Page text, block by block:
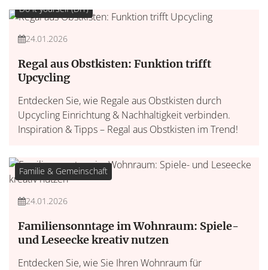
Do it yourself (DIY)
24.01.2026
Regal aus Obstkisten: Funktion trifft
Upcycling
Entdecken Sie, wie Regale aus Obstkisten durch
Upcycling Einrichtung & Nachhaltigkeit verbinden.
Inspiration & Tipps – Regal aus Obstkisten im Trend!
Familie & Gemeinschaft
24.01.2026
Familiensonntage im Wohnraum: Spiele-
und Leseecke kreativ nutzen
Entdecken Sie, wie Sie Ihren Wohnraum für